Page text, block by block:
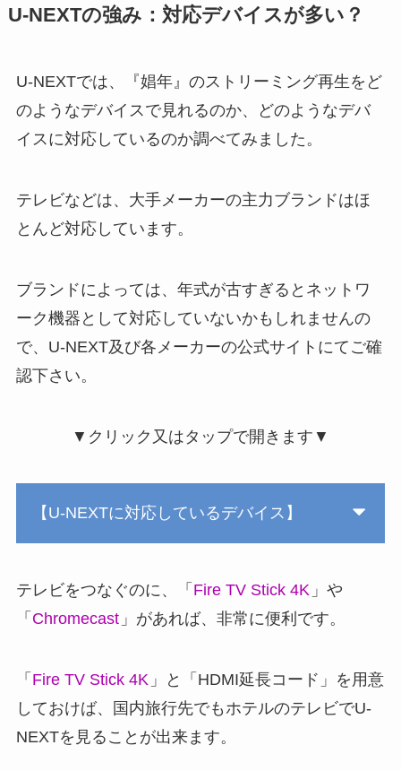
U-NEXTの強み：対応デバイスが多い？
U-NEXTでは、『娼年』のストリーミング再生をど
のようなデバイスで見れるのか、どのようなデバ
イスに対応しているのか調べてみました。
テレビなどは、大手メーカーの主力ブランドはほ
とんど対応しています。
ブランドによっては、年式が古すぎるとネットワ
ーク機器として対応していないかもしれませんの
で、U-NEXT及び各メーカーの公式サイトにてご確
認下さい。
▼クリック又はタップで開きます▼
【U-NEXTに対応しているデバイス】
テレビをつなぐのに、「 Fire TV Stick 4K 」や
「 Chromecast 」があれば、非常に便利です。
「 Fire TV Stick 4K 」と「HDMI延長コード」を用意
しておけば、国内旅行先でもホテルのテレビでU-
NEXTを見ることが出来ます。